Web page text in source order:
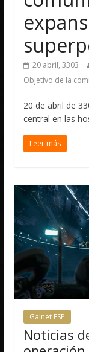
20 abril, 3303
Objetivo de la
20 de abril de
central en las
Leer más
Galnet ESP
Noticias